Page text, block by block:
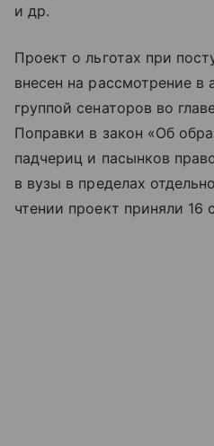
и др.
Проект о льготах при
внесен на рассмотрение в
группой сенаторов во
Поправки в закон «Об
падчериц и пасынков
в вузы в пределах
чтении проект приняли 16